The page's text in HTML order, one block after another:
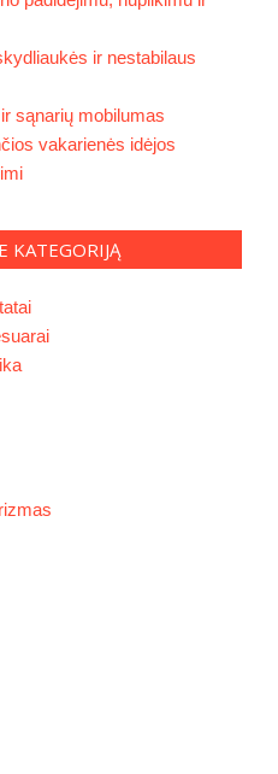
ir nestabilaus
sąnarių mobilumas
vakarienės idėjos
KATEGORIJĄ